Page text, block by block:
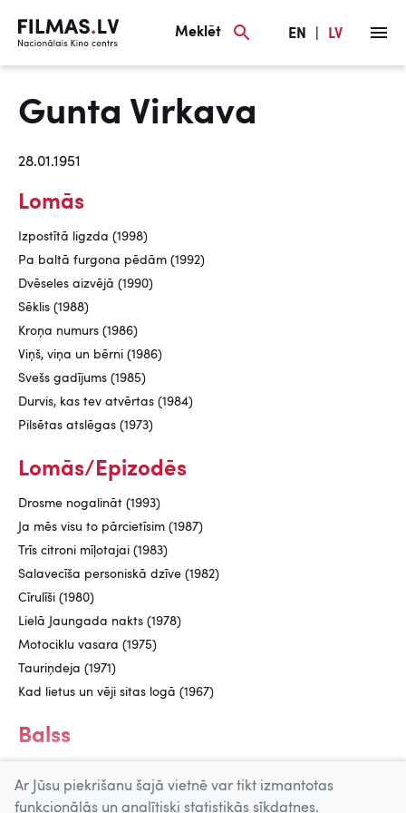
Meklēt EN LV
Gunta Virkava
28.01.1951
Lomās
Izpostītā ligzda (1998)
Pa baltā furgona pēdām (1992)
Dvēseles aizvējā (1990)
Sēklis (1988)
Kroņa numurs (1986)
Viņš, viņa un bērni (1986)
Svešs gadījums (1985)
Durvis, kas tev atvērtas (1984)
Pilsētas atslēgas (1973)
Lomās/Epizodēs
Drosme nogalināt (1993)
Ja mēs visu to pārcietīsim (1987)
Trīs citroni mīļotajai (1983)
Salavecīša personiskā dzīve (1982)
Cīrulīši (1980)
Lielā Jaungada nakts (1978)
Motociklu vasara (1975)
Tauriņdeja (1971)
Kad lietus un vēji sitas logā (1967)
Balss
Ar Jūsu piekrišanu šajā vietnē var tikt izmantotas
funkcionālās un analītiski statistikās sīkdatnes.